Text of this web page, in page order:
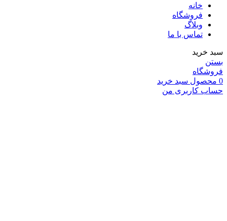
خانه
فروشگاه
وبلاگ
تماس با ما
سبد خرید
بستن
فروشگاه
0 محصول سبد خرید
حساب کاربری من